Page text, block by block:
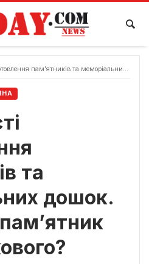
та меморіальних дошок. Як обрати пам’ятник для військового?
та
дошок.